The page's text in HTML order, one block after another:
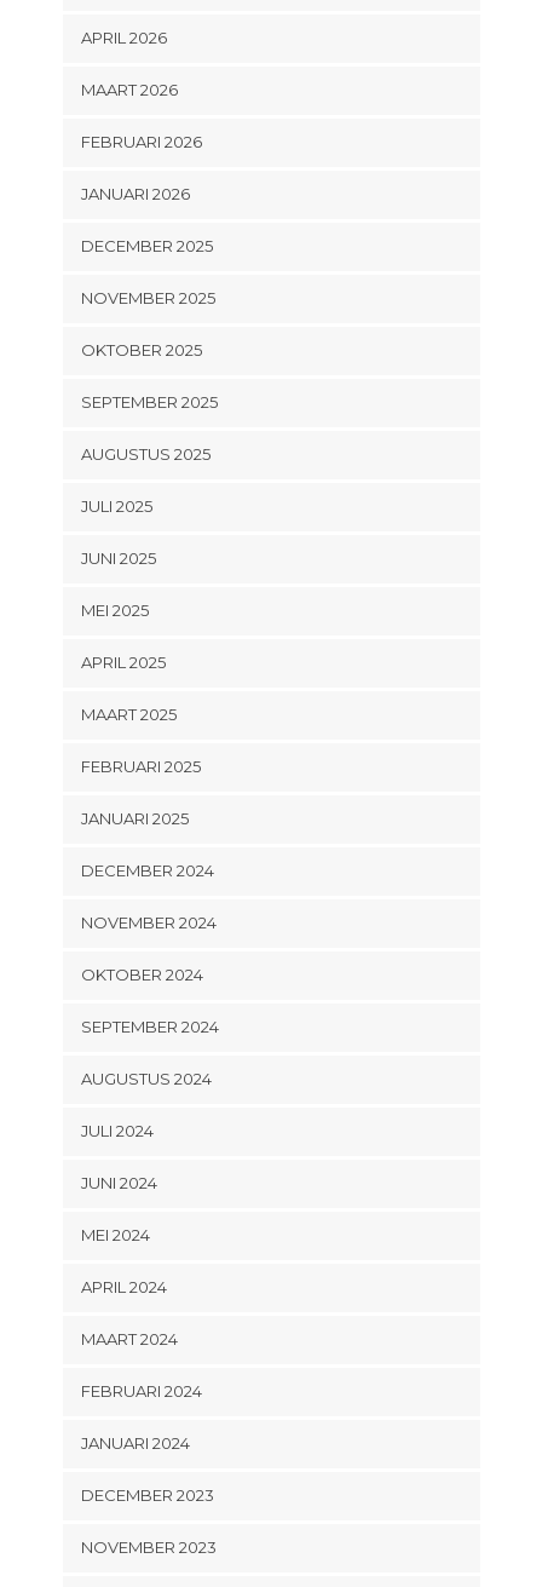
APRIL 2026
MAART 2026
FEBRUARI 2026
JANUARI 2026
DECEMBER 2025
NOVEMBER 2025
OKTOBER 2025
SEPTEMBER 2025
AUGUSTUS 2025
JULI 2025
JUNI 2025
MEI 2025
APRIL 2025
MAART 2025
FEBRUARI 2025
JANUARI 2025
DECEMBER 2024
NOVEMBER 2024
OKTOBER 2024
SEPTEMBER 2024
AUGUSTUS 2024
JULI 2024
JUNI 2024
MEI 2024
APRIL 2024
MAART 2024
FEBRUARI 2024
JANUARI 2024
DECEMBER 2023
NOVEMBER 2023